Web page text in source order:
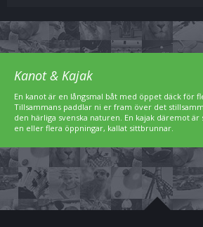
Kanot & Kajak
En kanot är en långsmal båt med öppet däck för
Tillsammans paddlar ni er fram över det
den härliga svenska naturen. En kajak däremot
en eller flera öppningar, kallat sittbrunnar.